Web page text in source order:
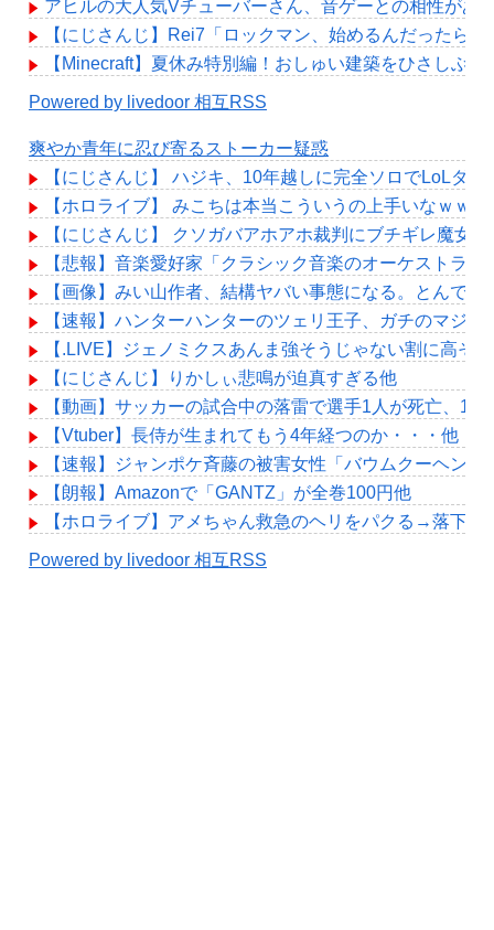
アヒルの大人気Vチューバーさん、音ゲーとの相性があ
【にじさんじ】Rei7「ロックマン、始めるんだったら
【Minecraft】夏休み特別編！おしゅい建築をひさしぶ
Powered by livedoor 相互RSS
爽やか青年に忍び寄るストーカー疑惑
【にじさんじ】 ハジキ、10年越しに完全ソロでLoLダ
【ホロライブ】 みこちは本当こういうの上手いなｗｗｗ
【にじさんじ】 クソガバアホアホ裁判にブチギレ魔女
【悲報】音楽愛好家「クラシック音楽のオーケストラ
【画像】みい山作者、結構ヤバい事態になる。とんで
【速報】ハンターハンターのツェリ王子、ガチのマジで
【.LIVE】ジェノミクスあんま強そうじゃない割に高そ
【にじさんじ】りかしぃ悲鳴が迫真すぎる他
【動画】サッカーの試合中の落雷で選手1人が死亡、12
【Vtuber】長侍が生まれてもう4年経つのか・・・他
【速報】ジャンポケ斉藤の被害女性「バウムクーヘン
【朗報】Amazonで「GANTZ」が全巻100円他
【ホロライブ】アメちゃん救急のヘリをパクる→落下【
Powered by livedoor 相互RSS